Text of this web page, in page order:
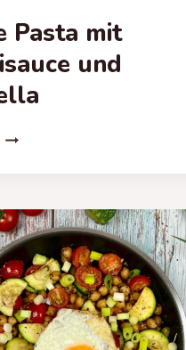
Pasta mit
und
CREMIGE